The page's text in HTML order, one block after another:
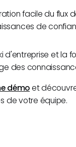
facile du flux
de
d'entreprise et la
des
démoet
de votre équipe.